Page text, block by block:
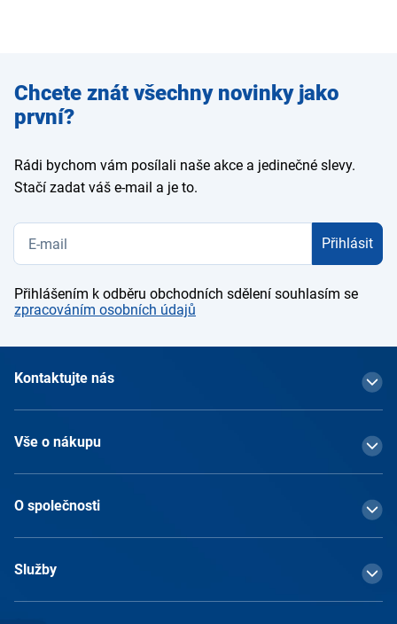
Zadejte
e-mail
Chcete znát všechny novinky jako
první?
Rádi bychom vám posílali naše akce a jedinečné slevy.
Stačí zadat váš e-mail a je to.
Přihlásit
Přihlášením k odběru obchodních sdělení souhlasím se
zpracováním osobních údajů
Kontaktujte nás
Vše o nákupu
O společnosti
Služby